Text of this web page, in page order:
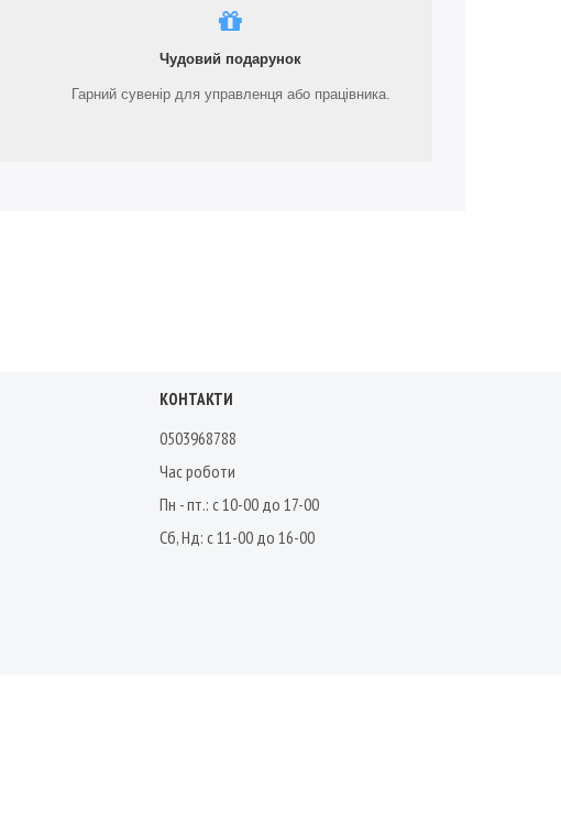
Чудовий подарунок
Гарний сувенір для управленця або працівника.
КОНТАКТИ
0503968788
Час роботи
Пн - пт.: с 10-00 до 17-00
Сб, Нд: с 11-00 до 16-00